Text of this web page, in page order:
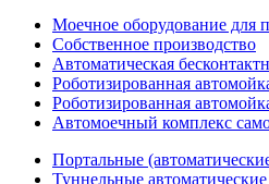
Моечное оборудование
Собственное производство
Автоматическая
Роботизированная
Роботизированная
Автомоечный комплекс
Портальные
Туннельные